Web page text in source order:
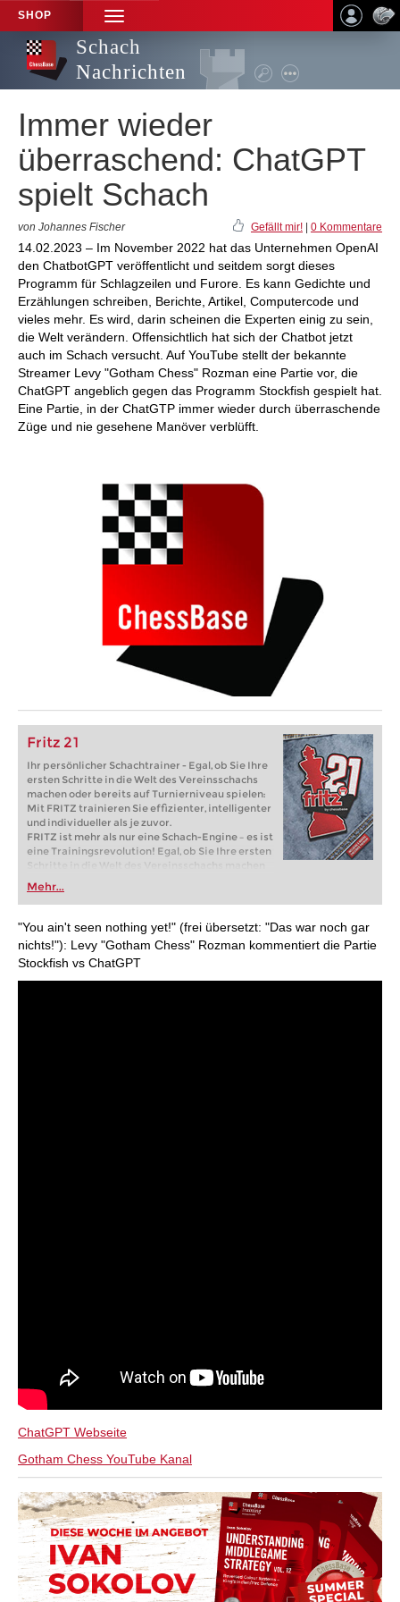
SHOP
TOGGLE
NAVIGATION
Schach
Nachrichten
Immer wieder
überraschend: ChatGPT
spielt Schach
von Johannes Fischer Gefällt mir! 0 Kommentare
14.02.2023 – Im November 2022 hat das Unternehmen OpenAI
den ChatbotGPT veröffentlicht und seitdem sorgt dieses
Programm für Schlagzeilen und Furore. Es kann Gedichte und
Erzählungen schreiben, Berichte, Artikel, Computercode und
vieles mehr. Es wird, darin scheinen die Experten einig zu sein,
die Welt verändern. Offensichtlich hat sich der Chatbot jetzt
auch im Schach versucht. Auf YouTube stellt der bekannte
Streamer Levy "Gotham Chess" Rozman eine Partie vor, die
ChatGPT angeblich gegen das Programm Stockfish gespielt hat.
Eine Partie, in der ChatGTP immer wieder durch überraschende
Züge und nie gesehene Manöver verblüfft.
Fritz 21
Ihr persönlicher Schachtrainer - Egal, ob Sie Ihre
ersten Schritte in die Welt des Vereinsschachs
machen oder bereits auf Turnierniveau spielen:
Mit FRITZ trainieren Sie effizienter, intelligenter
und individueller als je zuvor.
FRITZ ist mehr als nur eine Schach-Engine – es ist
eine Trainingsrevolution! Egal, ob Sie Ihre ersten
Schritte in die Welt des Vereinsschachs machen
oder bereits auf Turnierniveau spielen: Mit
FRITZ trainieren Sie effizienter, intelligenter und
individueller als je zuvor.
Mehr...
"You ain't seen nothing yet!" (frei übersetzt: "Das war noch gar
nichts!"): Levy "Gotham Chess" Rozman kommentiert die Partie
Stockfish vs ChatGPT
ChatGPT Webseite
Gotham Chess YouTube Kanal